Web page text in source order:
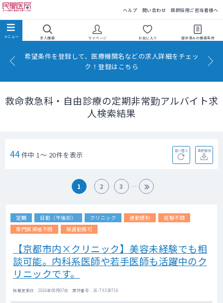
ヘルプ 問い合わせ 医師採用ご担当者様へ
求人検索 マイページ お気に入り 保存済みの検索条件
希望条件を登録して、医療機関名などの求人詳細をチェッ
ク！登録はこちら
救命救急科・自由診療の定期非常勤アルバイト求
人検索結果
44件中 1～ 20件を表示 並べ替え 条件保存
1 2 3
定期 日勤（午後診） クリニック 通勤便利
経験不問
専門医資格不問
隔週勤務可
【京都市内×クリニック】美容未経験でも相
談可能。内科系医師や若手医師も活躍中のク
リニックです。
掲載更新日 : 2026年08月07日 案件番号 : 26-TX338716